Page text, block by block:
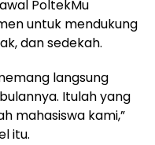
PoltekMu
untuk mendukung
dan sedekah.
langsung
Itulah yang
mahasiswa kami,”
itu.